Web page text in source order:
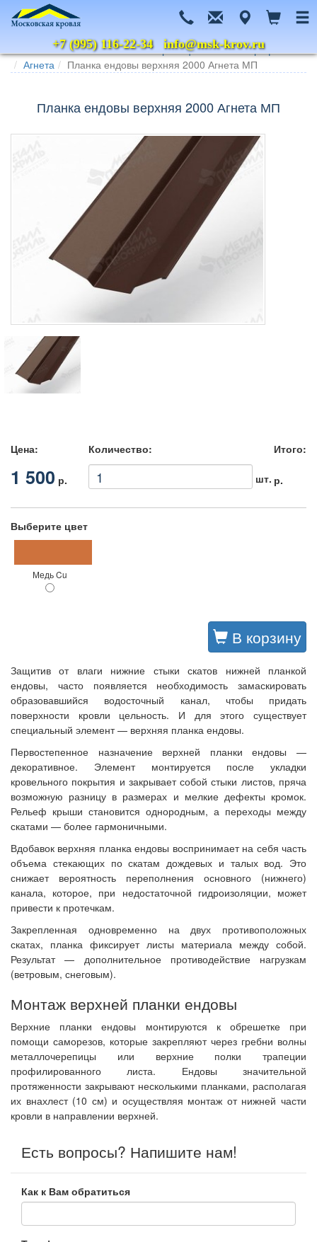
+7 (995) 116-22-34info@msk-krov.ru
Главная Каталог Металлочерепица
Металл Профиль
Агнета
Планка ендовы верхняя 2000 Агнета МП
Планка ендовы верхняя 2000 Агнета МП
Цена:
1 500 р.
Количество:
шт.
Итого:
р.
Выберите цвет
Медь Cu
В корзину
Защитив от влаги нижние стыки скатов нижней планкой
ендовы, часто появляется необходимость замаскировать
образовавшийся водосточный канал, чтобы придать
поверхности кровли цельность. И для этого существует
специальный элемент — верхняя планка ендовы.
Первостепенное назначение верхней планки ендовы —
декоративное. Элемент монтируется после укладки
кровельного покрытия и закрывает собой стыки листов, пряча
возможную разницу в размерах и мелкие дефекты кромок.
Рельеф крыши становится однородным, а переходы между
скатами — более гармоничными.
Вдобавок верхняя планка ендовы воспринимает на себя часть
объема стекающих по скатам дождевых и талых вод. Это
снижает вероятность переполнения основного (нижнего)
канала, которое, при недостаточной гидроизоляции, может
привести к протечкам.
Закрепленная одновременно на двух противоположных
скатах, планка фиксирует листы материала между собой.
Результат — дополнительное противодействие нагрузкам
(ветровым, снеговым).
Монтаж верхней планки ендовы
Верхние планки ендовы монтируются к обрешетке при
помощи саморезов, которые закрепляют через гребни волны
металлочерепицы или верхние полки трапеции
профилированного листа. Ендовы значительной
протяженности закрывают несколькими планками, располагая
их внахлест (10 см) и осуществляя монтаж от нижней части
кровли в направлении верхней.
Есть вопросы? Напишите нам!
Как к Вам обратиться